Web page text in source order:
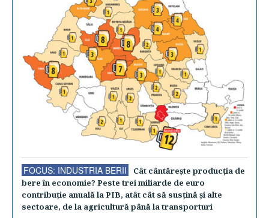
FOCUS: INDUSTRIA BERII
Cât cântăreşte producţia de
bere în economie? Peste trei miliarde de euro
contribuţie anuală la PIB, atât cât să susţină şi alte
sectoare, de la agricultură până la transporturi